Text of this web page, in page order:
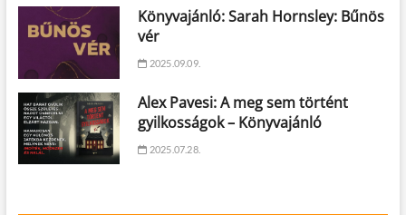
Könyvajánló: Sarah Hornsley: Bűnös
vér
2025.09.09.
Alex Pavesi: A meg sem történt
gyilkosságok – Könyvajánló
2025.07.28.